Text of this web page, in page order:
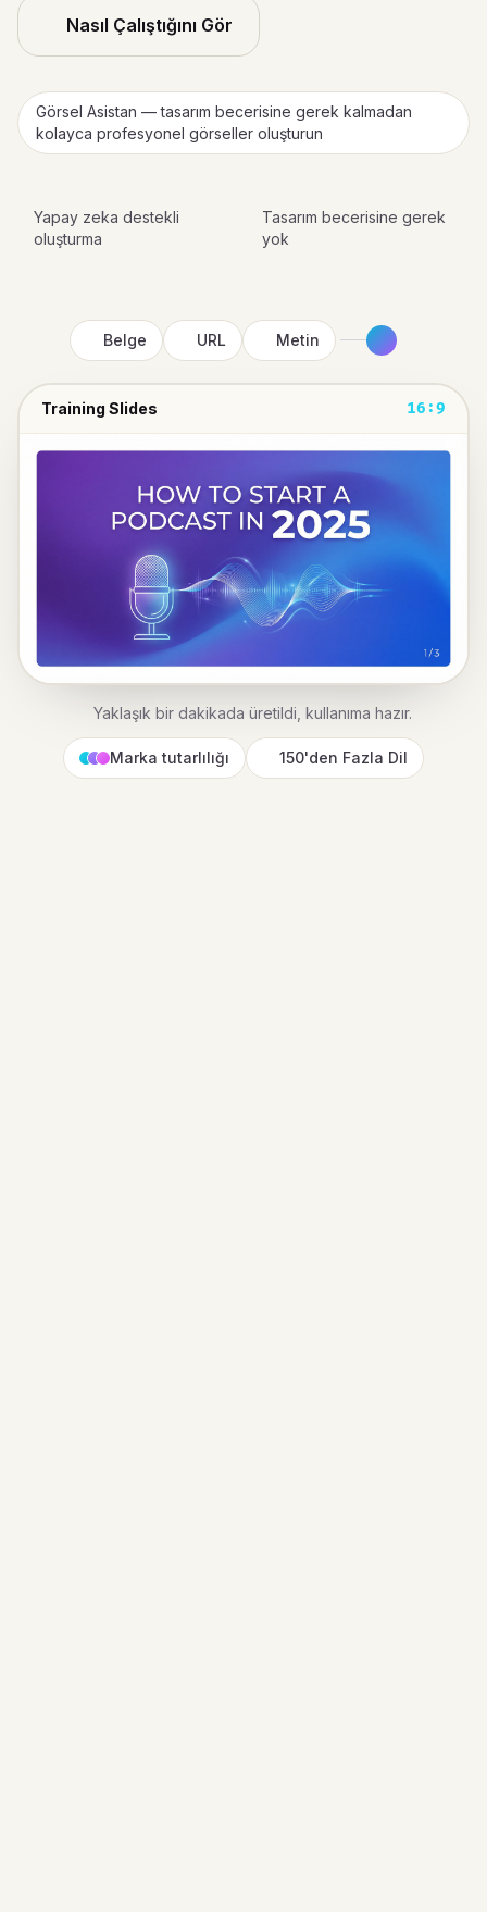
Nasıl Çalıştığını Gör
Görsel Asistan — tasarım becerisine gerek kalmadan
kolayca profesyonel görseller oluşturun
Yapay zeka destekli
oluşturma
Tasarım becerisine gerek
yok
Belge URL Metin
Training Slides 16:9
Yaklaşık bir dakikada üretildi, kullanıma hazır.
Marka tutarlılığı 150'den Fazla Dil